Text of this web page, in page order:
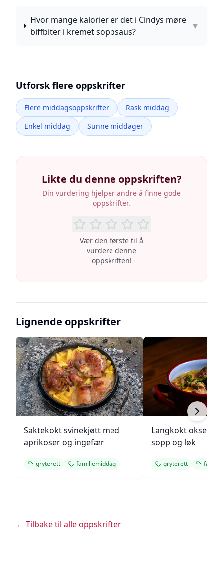
Hvor mange kalorier er det i Cindys møre
biffbiter i kremet soppsaus?
▼
Utforsk flere oppskrifter
Flere middagsoppskrifter
Rask middag
Enkel middag
Sunne middager
Likte du denne oppskriften?
Din vurdering hjelper andre å finne gode
oppskrifter.
Vær den første til å
vurdere denne
oppskriften!
Lignende oppskrifter
Saktekokt svinekjøtt med
aprikoser og ingefær
gryterett familiemiddag
Langkokt
sopp og løk
gryterett
← Tilbake til alle oppskrifter